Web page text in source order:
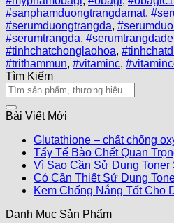
#sanphamduongtrangdamat,
#serumduongtrangda,
#serumtrangda,
#tinhchatchonglaohoa,
#trithammun, #vitaminc,
Tìm Kiếm
Bài Viết Mới
Glutathione – chất chống
Tẩy Tế Bào Chết Quan
Vì Sao Cần Sử Dụng
Có Cần Thiết Sử Dụng
Kem Chống Nắng Tốt Cho
Danh Mục Sản Phẩm